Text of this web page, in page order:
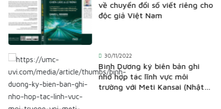
về chuyển đổi số viết riêng cho
độc giả Việt Nam
30/11/2022
Bình Dương ký biên bản ghi
nhớ hợp tác lĩnh vực môi
trường với Meti Kansai (Nhật